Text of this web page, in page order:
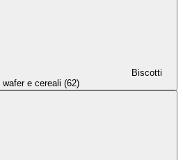
Biscotti
wafer e cereali (62)